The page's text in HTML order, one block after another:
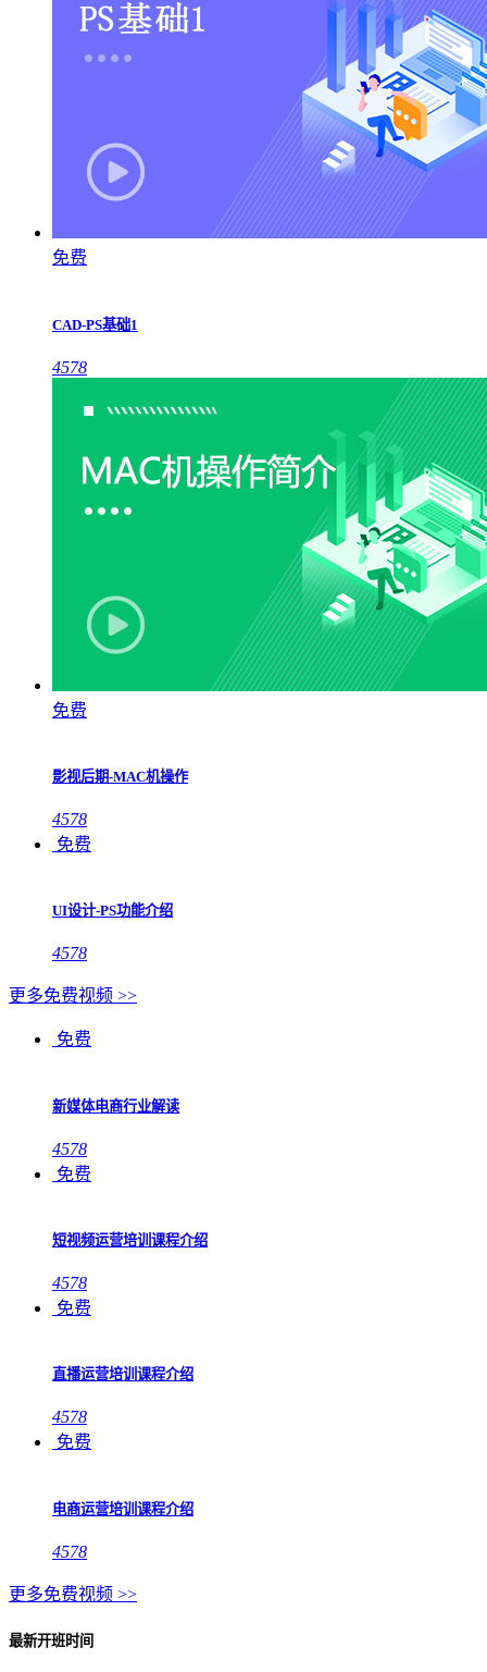
免费
CAD-PS基础1
4578
免费
影视后期-MAC机操作
4578
免费
UI设计-PS功能介绍
4578
更多免费视频 >>
免费
新媒体电商行业解读
4578
免费
短视频运营培训课程介绍
4578
免费
直播运营培训课程介绍
4578
免费
电商运营培训课程介绍
4578
更多免费视频 >>
最新开班时间